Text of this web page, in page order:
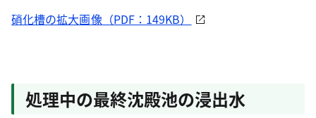
硝化槽の拡大画像（PDF：149KB）
処理中の最終沈殿池の浸出水